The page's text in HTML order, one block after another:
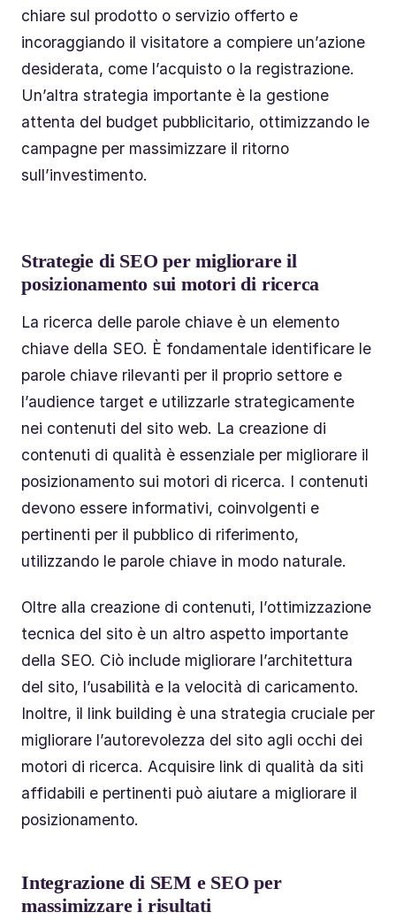
chiare sul prodotto o servizio offerto e
incoraggiando il visitatore a compiere un’azione
desiderata, come l’acquisto o la registrazione.
Un’altra strategia importante è la gestione
attenta del budget pubblicitario, ottimizzando le
campagne per massimizzare il ritorno
sull’investimento.
Strategie di SEO per migliorare il
posizionamento sui motori di ricerca
La ricerca delle parole chiave è un elemento
chiave della SEO. È fondamentale identificare le
parole chiave rilevanti per il proprio settore e
l’audience target e utilizzarle strategicamente
nei contenuti del sito web. La creazione di
contenuti di qualità è essenziale per migliorare il
posizionamento sui motori di ricerca. I contenuti
devono essere informativi, coinvolgenti e
pertinenti per il pubblico di riferimento,
utilizzando le parole chiave in modo naturale.
Oltre alla creazione di contenuti, l’ottimizzazione
tecnica del sito è un altro aspetto importante
della SEO. Ciò include migliorare l’architettura
del sito, l’usabilità e la velocità di caricamento.
Inoltre, il link building è una strategia cruciale per
migliorare l’autorevolezza del sito agli occhi dei
motori di ricerca. Acquisire link di qualità da siti
affidabili e pertinenti può aiutare a migliorare il
posizionamento.
Integrazione di SEM e SEO per
massimizzare i risultati